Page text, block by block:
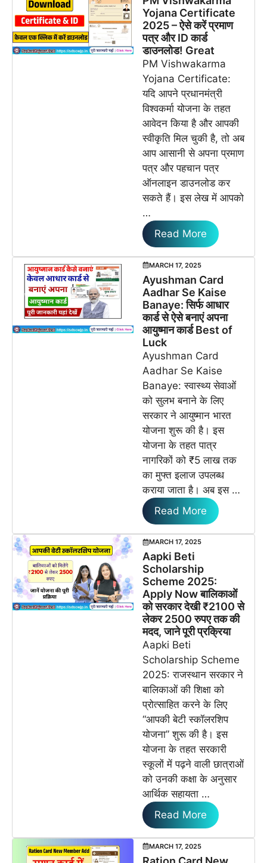
Yojana Certificate
2025 – ऐसे करें प्रमाण
पत्र और ID कार्ड
डाउनलोड! Great
PM Vishwakarma
Yojana Certificate:
यदि आपने प्रधानमंत्री
विश्वकर्मा योजना के तहत
आवेदन किया है और आपकी
स्वीकृति मिल चुकी है, तो अब
आप आसानी से अपना प्रमाण
पत्र और पहचान पत्र
ऑनलाइन डाउनलोड कर
सकते हैं। इस लेख में आपको
…
Read More
MARCH 17, 2025
Ayushman Card
Aadhar Se Kaise
Banaye: सिर्फ आधार
कार्ड से ऐसे बनाएं अपना
आयुष्मान कार्ड Best of
Luck
Ayushman Card
Aadhar Se Kaise
Banaye: स्वास्थ्य सेवाओं
को सुलभ बनाने के लिए
सरकार ने आयुष्मान भारत
योजना शुरू की है। इस
योजना के तहत पात्र
नागरिकों को ₹5 लाख तक
का मुफ्त इलाज उपलब्ध
कराया जाता है। अब इस …
Read More
MARCH 17, 2025
Aapki Beti
Scholarship
Scheme 2025:
Apply Now बालिकाओं
को सरकार देखी ₹2100 से
लेकर 2500 रुपए तक की
मदद, जाने पूरी प्रक्रिया
Aapki Beti
Scholarship Scheme
2025: राजस्थान सरकार ने
बालिकाओं की शिक्षा को
प्रोत्साहित करने के लिए
“आपकी बेटी स्कॉलरशिप
योजना” शुरू की है। इस
योजना के तहत सरकारी
स्कूलों में पढ़ने वाली छात्राओं
को उनकी कक्षा के अनुसार
आर्थिक सहायता …
Read More
MARCH 17, 2025